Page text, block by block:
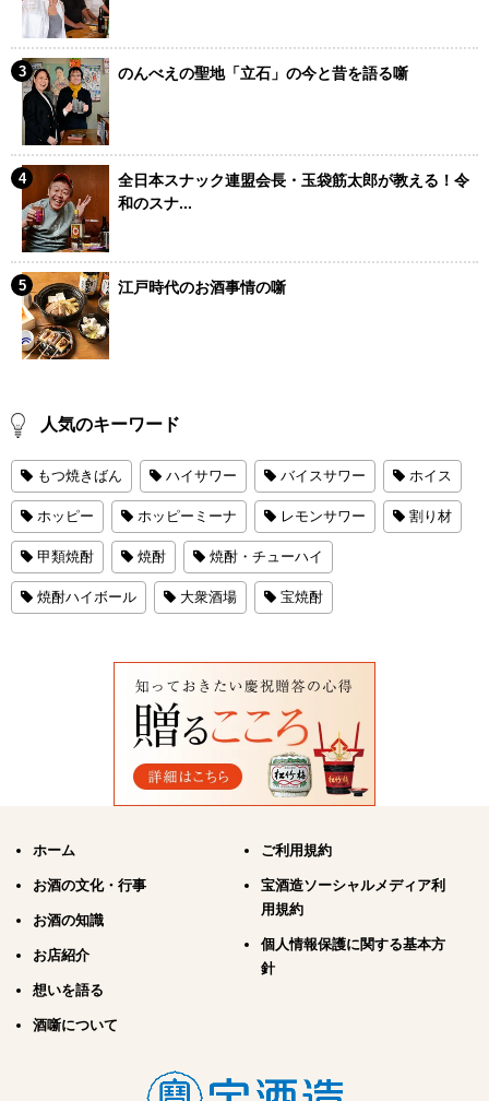
のんべえの聖地「立石」の今と昔を語る噺
全日本スナック連盟会長・玉袋筋太郎が教える！令
和のスナ...
江戸時代のお酒事情の噺
人気のキーワード
もつ焼きばん ハイサワー バイスサワー ホイス
ホッピー ホッピーミーナ レモンサワー 割り材
甲類焼酎 焼酎 焼酎・チューハイ
焼酎ハイボール 大衆酒場 宝焼酎
ホーム
お酒の文化・行事
お酒の知識
お店紹介
想いを語る
酒噺について
ご利用規約
宝酒造ソーシャルメディア利
用規約
個人情報保護に関する基本方
針